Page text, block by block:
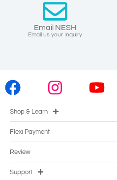
Email NESH
Email us your Inquiry
Shop & Learn
Flexi Payment
Review
Support